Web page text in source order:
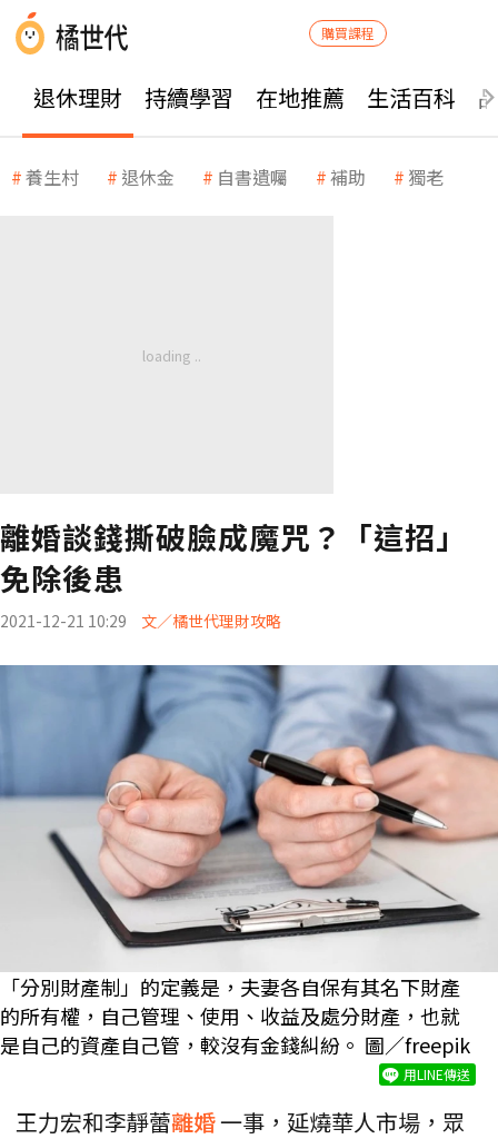
購買課程
退休理財 持續學習 在地推薦 生活百科
養生村 退休金 自書遺囑 補助 獨老
離婚談錢撕破臉成魔咒？「這招」
免除後患
2021-12-21 10:29 文／橘世代理財攻略
「分別財產制」的定義是，夫妻各自保有其名下財產
的所有權，自己管理、使用、收益及處分財產，也就
是自己的資產自己管，較沒有金錢糾紛。 圖／freepik
用LINE傳送
王力宏和李靜蕾離婚一事，延燒華人市場，眾